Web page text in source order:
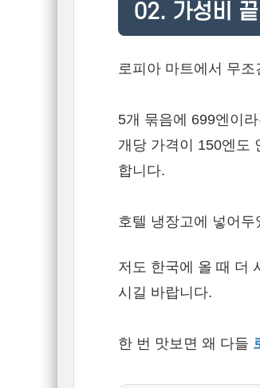
02. 가성비
로피아 마트에서 무
5개 묶음에 699엔이
개당 가격이 150엔도
합니다.
호텔 냉장고에 넣어
저도 한국에 올 때 더
시길 바랍니다.
한 번 맛보면 왜 다들